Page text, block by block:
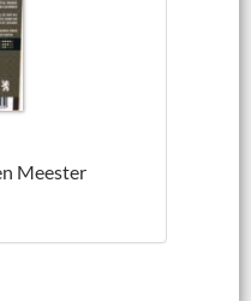
Meester